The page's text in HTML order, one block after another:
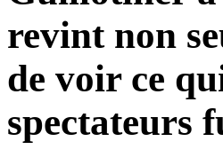
revint non
de voir ce
spectateurs